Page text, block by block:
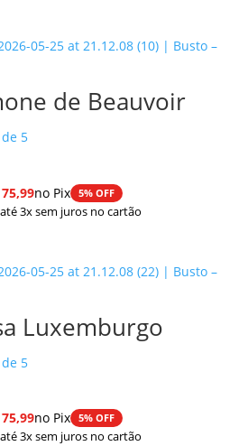
279,99
de Beauvoir
de 5
de
preço:
349,99
no Pix 5% OFF
3x sem juros no cartão
Luxemburgo
de 5
de
preço:
no Pix 5% OFF
3x sem juros no cartão